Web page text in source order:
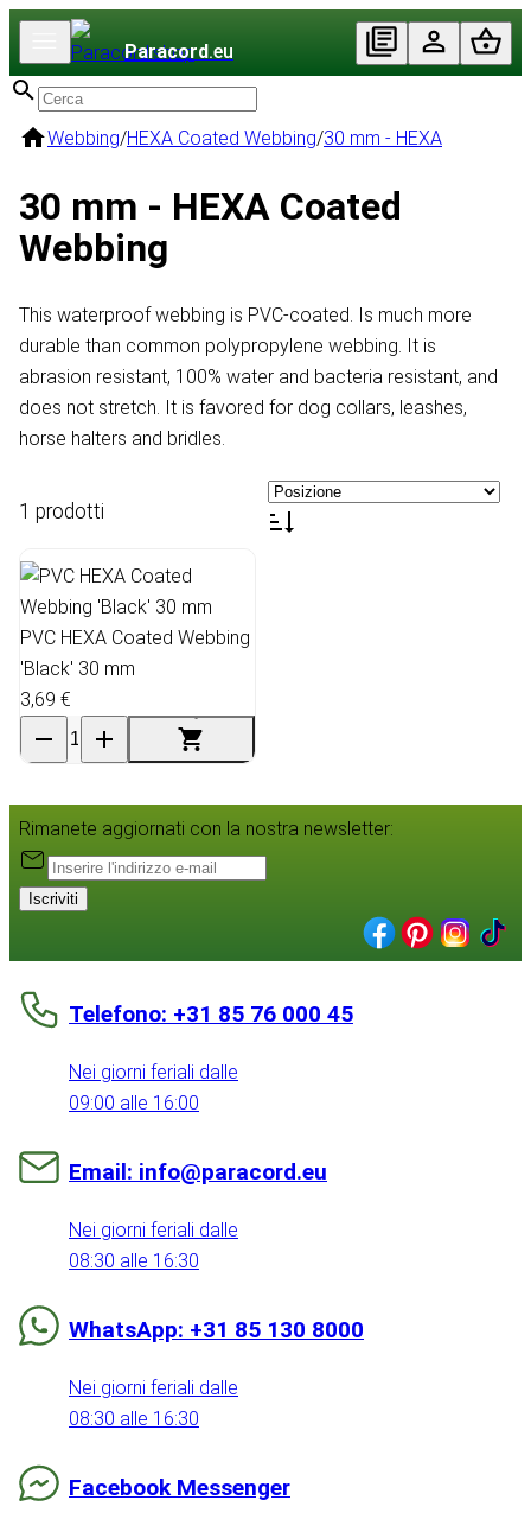
Paracord.eu
Webbing/HEXA Coated Webbing/30 mm - HEXA
30 mm - HEXA Coated
Webbing
This waterproof webbing is PVC-coated. Is much more
durable than common polypropylene webbing. It is
abrasion resistant, 100% water and bacteria resistant, and
does not stretch. It is favored for dog collars, leashes,
horse halters and bridles.
1 prodotti
PVC HEXA Coated Webbing
'Black' 30 mm
3,69 €
Rimanete aggiornati con la nostra newsletter:
Iscriviti
Telefono: +31 85 76 000 45
Nei giorni feriali dalle
09:00 alle 16:00
Email: info@paracord.eu
Nei giorni feriali dalle
08:30 alle 16:30
WhatsApp: +31 85 130 8000
Nei giorni feriali dalle
08:30 alle 16:30
Facebook Messenger